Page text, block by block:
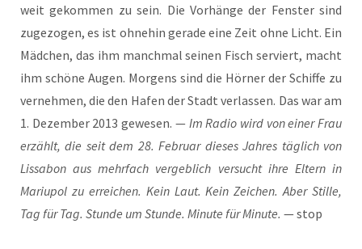
weit gekom­men zu sein. Die Vor­hän­ge der Fens­ter sind
zuge­zo­gen, es ist ohne­hin gera­de eine Zeit ohne Licht. Ein
Mäd­chen, das ihm manch­mal sei­nen Fisch ser­viert, macht
ihm schö­ne Augen. Mor­gens sind die Hör­ner der Schif­fe zu
ver­neh­men, die den Hafen der Stadt ver­las­sen. Das war am
1. Dezem­ber 2013 gewe­sen. — Im Radio wird von einer Frau
erzählt, die seit dem 28. Febru­ar die­ses Jah­res täg­lich von
Lis­sa­bon aus mehr­fach ver­geb­lich ver­sucht ihre Eltern in
Mariu­pol zu errei­chen. Kein Laut. Kein Zei­chen. Aber Stil­le,
Tag für Tag. Stun­de um Stun­de. Minu­te für Minu­te. — stop